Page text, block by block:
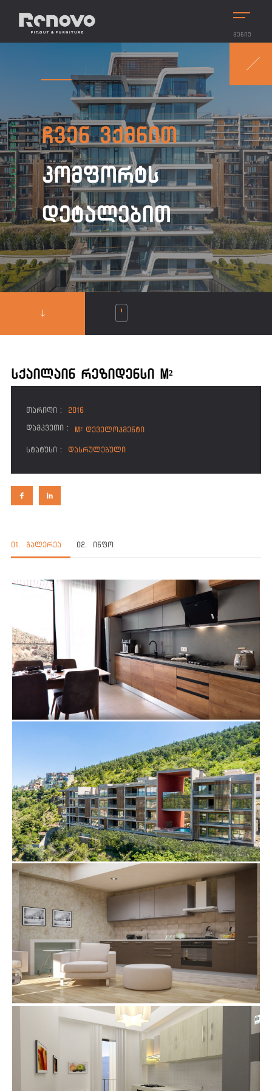
ᲛᲔᲜᲘᲣ
ᲩᲕᲔᲜ ᲕᲥᲛᲜᲘᲗ
ᲙᲝᲛᲤᲝᲠᲢᲡ
ᲓᲔᲢᲐᲚᲔᲑᲘᲗ
LISI GREEN TOWER
სქაილაინ რეზიდენსი m²
ᲗᲐᲠᲘᲦᲘ : 2016
ᲓᲐᲛᲙᲕᲔᲗᲘ : M² ᲓᲔᲕᲔᲚᲝᲞᲛᲔᲜᲢᲘ
ᲡᲢᲐᲢᲣᲡᲘ : ᲓᲐᲡᲠᲣᲚᲔᲑᲣᲚᲘ
01. ᲒᲐᲚᲔᲠᲔᲐ 02. ᲘᲜᲤᲝ